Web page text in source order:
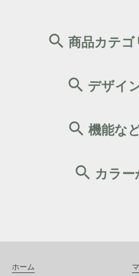
商品カテ
デザイ
機能な
カラ
ホーム